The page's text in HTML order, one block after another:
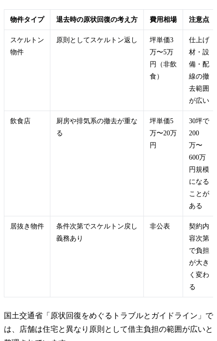
物件タイプ 退去時の原状回復の考え方 費用相場 注意点
スケルトン
物件
原則としてスケルトン返し
坪単価3
万〜5万
円（非飲
食）
仕上げ
材・設
備・配
線の撤
去範囲
が広い
飲食店
厨房や排気系の撤去が重な
る
坪単価5
万〜20万
円
30坪で
200
万〜
600万
円規模
になる
ことが
ある
居抜き物件
条件次第でスケルトン戻し
義務あり
非公表
契約内
容次第
で負担
が大き
く変わ
る
国土交通省「原状回復をめぐるトラブルとガイドライン」で
は、店舗は住宅と異なり原則として借主負担の範囲が広いと